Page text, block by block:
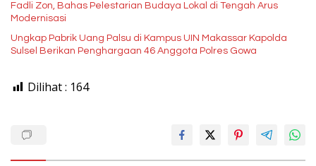
Fadli Zon, Bahas Pelestarian Budaya Lokal di Tengah Arus
Modernisasi
Ungkap Pabrik Uang Palsu di Kampus UIN Makassar Kapolda
Sulsel Berikan Penghargaan 46 Anggota Polres Gowa
Dilihat : 164